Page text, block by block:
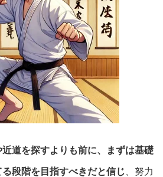
近道を探すよりも前に、まずは基礎
段階を目指すべきだと信じ 、努力